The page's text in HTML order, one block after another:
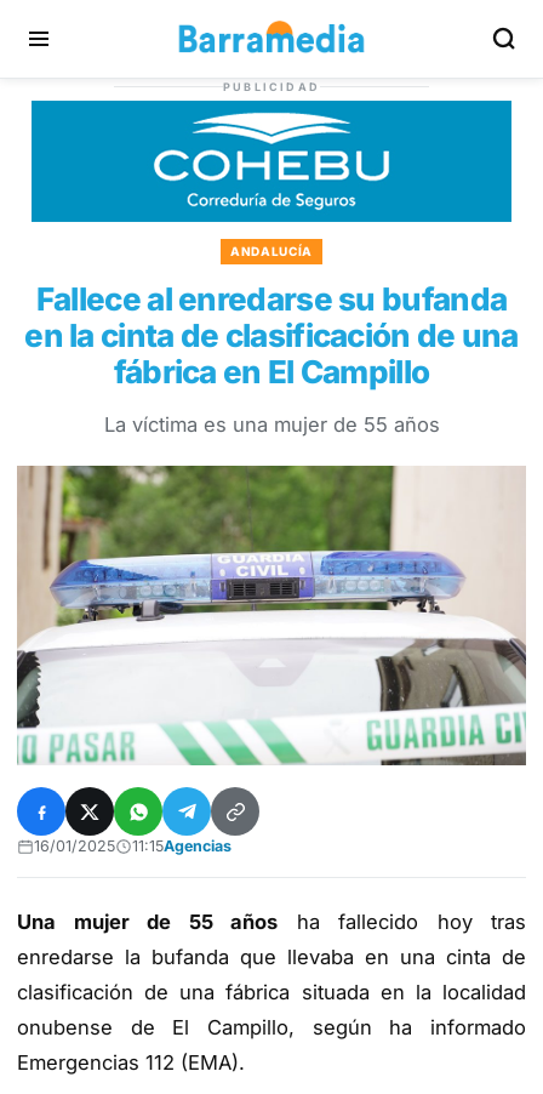
PUBLICIDAD
ANDALUCÍA
Fallece al enredarse su bufanda
en la cinta de clasificación de una
fábrica en El Campillo
La víctima es una mujer de 55 años
16/01/2025 11:15Agencias
Una mujer de 55 años ha fallecido hoy tras
enredarse la bufanda que llevaba en una cinta de
clasificación de una fábrica situada en la localidad
onubense de El Campillo, según ha informado
Emergencias 112 (EMA).